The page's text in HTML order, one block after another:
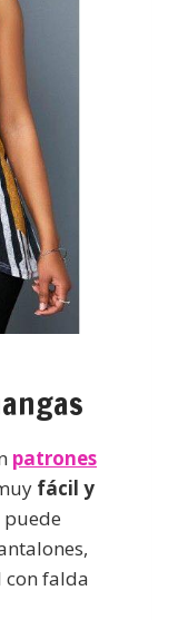
patrones
fácil y
falda